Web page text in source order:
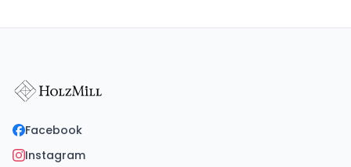
Facebook
Instagram